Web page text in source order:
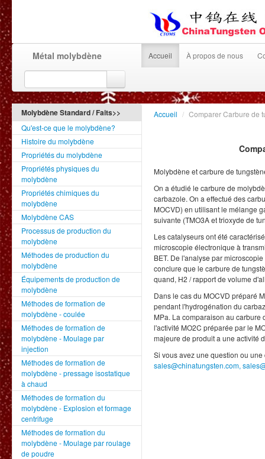
Métal molybdène Accueil À propos de nous
Molybdène Standard / Faits>>
Qu'est-ce que le molybdène?
Histoire du molybdène
Propriétés du molybdène
Propriétés physiques du
molybdène
Propriétés chimiques du
molybdène
Molybdène CAS
Processus de production du
molybdène
Méthodes de production du
molybdène
Équipements de production de
molybdène
Méthodes de formation de
molybdène - coulée
Méthodes de formation de
molybdène - Moulage par
injection
Méthodes de formation de
molybdène - pressage isostatique
à chaud
Méthodes de formation du
molybdène - Explosion et formage
centrifuge
Méthodes de formation du
molybdène - Moulage par roulage
de poudre
Accueil / Comparer Carbure de
Molybdène et carbure de
On a étudié le carbure de
carbazole. On a effectué des
MOCVD) en utilisant le mélange
suivante (TMO3A et trioxyde de
Les catalyseurs ont été
microscopie électronique à
BET. De l'analyse par
conclure que le carbure de
quand, H2 / rapport de volume
Dans le cas du MOCVD préparé
pendant l'hydrogénation du
MPa. La comparaison au
l'activité MO2C préparée par le
majeure de produit a une activité
Si vous avez une question ou
sales@chinatungsten.com,